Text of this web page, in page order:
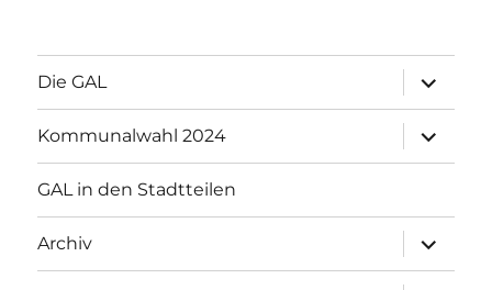
Die GAL
öffnen
Kommunalwahl 2024
öffnen
GAL in den Stadtteilen
Archiv
öffnen